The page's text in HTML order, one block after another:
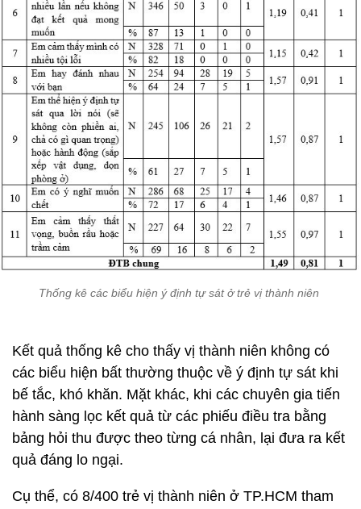
Thống kê các biểu hiện ý định tự sát ở trẻ vị thành niên
Kết quả thống kê cho thấy vị thành niên không có
các biểu hiện bất thường thuộc về ý định tự sát khi
bế tắc, khó khăn. Mặt khác, khi các chuyên gia tiến
hành sàng lọc kết quả từ các phiếu điều tra bằng
bảng hỏi thu được theo từng cá nhân, lại đưa ra kết
quả đáng lo ngại.
Cụ thể, có 8/400 trẻ vị thành niên ở TP.HCM tham